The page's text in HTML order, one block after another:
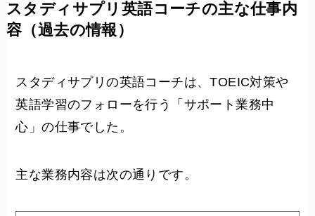
スタディサプリ英語コーチの主な仕事内
容（過去の情報）
スタディサプリの英語コーチは、TOEIC対策や
英語学習のフォローを行う「サポート業務中
心」の仕事でした。
主な業務内容は次の通りです。